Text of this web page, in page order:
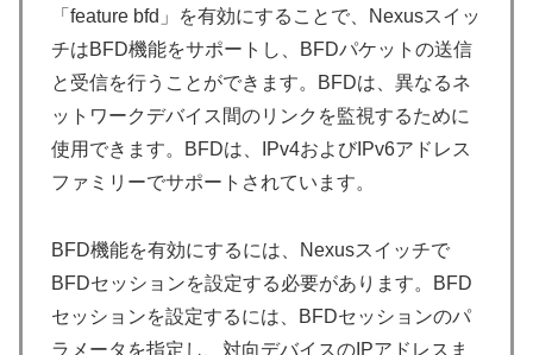
「feature bfd」を有効にすることで、Nexusスイッ
チはBFD機能をサポートし、BFDパケットの送信
と受信を行うことができます。BFDは、異なるネ
ットワークデバイス間のリンクを監視するために
使用できます。BFDは、IPv4およびIPv6アドレス
ファミリーでサポートされています。
BFD機能を有効にするには、Nexusスイッチで
BFDセッションを設定する必要があります。BFD
セッションを設定するには、BFDセッションのパ
ラメータを指定し、対向デバイスのIPアドレスま